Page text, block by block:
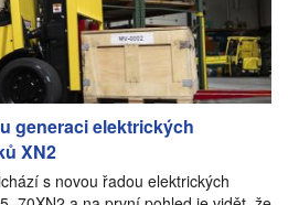
generaci elektrických
XN2
s novou řadou elektrických